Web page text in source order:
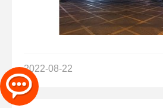
2022-08-22